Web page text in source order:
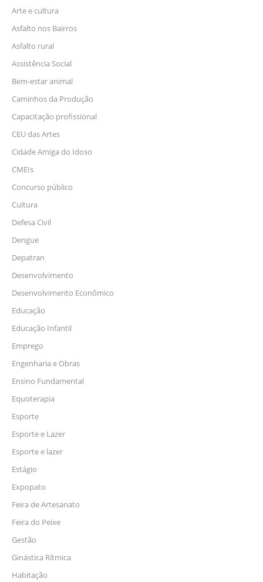
Arte e cultura
Asfalto nos Bairros
Asfalto rural
Assistência Social
Bem-estar animal
Caminhos da Produção
Capacitação profissional
CEU das Artes
Cidade Amiga do Idoso
CMEIs
Concurso público
Cultura
Defesa Civil
Dengue
Depatran
Desenvolvimento
Desenvolvimento Econômico
Educação
Educação Infantil
Emprego
Engenharia e Obras
Ensino Fundamental
Equoterapia
Esporte
Esporte e Lazer
Esporte e lazer
Estágio
Expopato
Feira de Artesanato
Feira do Peixe
Gestão
Ginástica Rítmica
Habitação